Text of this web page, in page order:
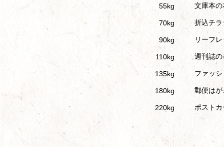
55kg 文庫本の
70kg 折込チラ
90kg リーフ
110kg 週刊誌
135kg ファッ
180kg 郵便はが
220kg ポスト